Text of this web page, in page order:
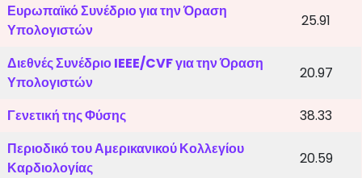
Ευρωπαϊκό Συνέδριο για την Όραση
Υπολογιστών
25.91
Διεθνές Συνέδριο IEEE/CVF για την Όραση
Υπολογιστών
20.97
Γενετική της Φύσης
38.33
Περιοδικό του Αμερικανικού Κολλεγίου
Καρδιολογίας
20.59